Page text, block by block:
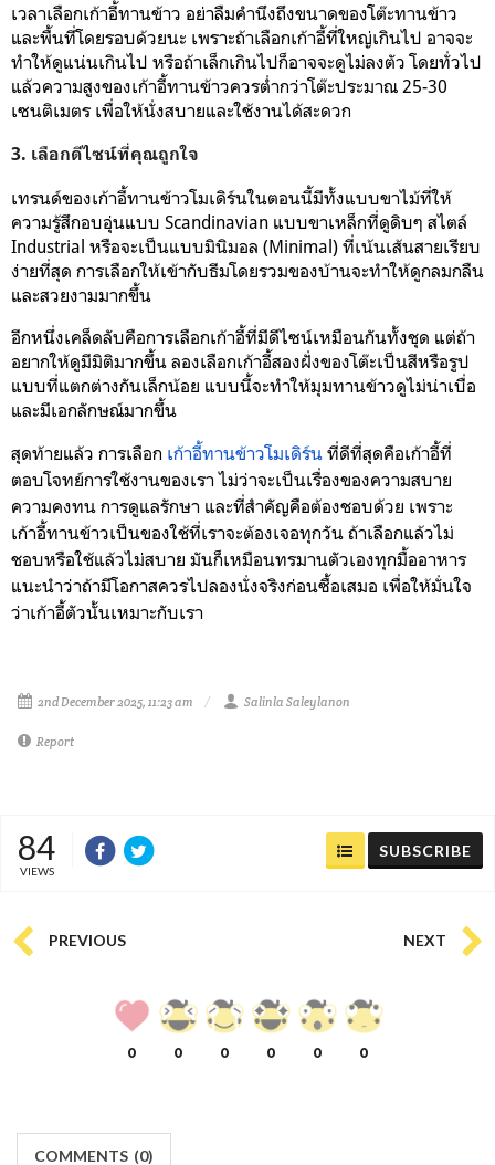
เวลาเลือกเก้าอี้ทานข้าว อย่าลืมคำนึงถึงขนาดของโต๊ะทานข้าว
และพื้นที่โดยรอบด้วยนะ เพราะถ้าเลือกเก้าอี้ที่ใหญ่เกินไป อาจจะ
ทำให้ดูแน่นเกินไป หรือถ้าเล็กเกินไปก็อาจจะดูไม่ลงตัว โดยทั่วไป
แล้วความสูงของเก้าอี้ทานข้าวควรต่ำกว่าโต๊ะประมาณ 25-30
เซนติเมตร เพื่อให้นั่งสบายและใช้งานได้สะดวก
3. เลือกดีไซน์ที่คุณถูกใจ
เทรนด์ของเก้าอี้ทานข้าวโมเดิร์นในตอนนี้มีทั้งแบบขาไม้ที่ให้
ความรู้สึกอบอุ่นแบบ Scandinavian แบบขาเหล็กที่ดูดิบๆ สไตล์
Industrial หรือจะเป็นแบบมินิมอล (Minimal) ที่เน้นเส้นสายเรียบ
ง่ายที่สุด การเลือกให้เข้ากับธีมโดยรวมของบ้านจะทำให้ดูกลมกลืน
และสวยงามมากขึ้น
อีกหนึ่งเคล็ดลับคือการเลือกเก้าอี้ที่มีดีไซน์เหมือนกันทั้งชุด แต่ถ้า
อยากให้ดูมีมิติมากขึ้น ลองเลือกเก้าอี้สองฝั่งของโต๊ะเป็นสีหรือรูป
แบบที่แตกต่างกันเล็กน้อย แบบนี้จะทำให้มุมทานข้าวดูไม่น่าเบื่อ
และมีเอกลักษณ์มากขึ้น
สุดท้ายแล้ว การเลือก เก้าอี้ทานข้าวโมเดิร์น ที่ดีที่สุดคือเก้าอี้ที่
ตอบโจทย์การใช้งานของเรา ไม่ว่าจะเป็นเรื่องของความสบาย
ความคงทน การดูแลรักษา และที่สำคัญคือต้องชอบด้วย เพราะ
เก้าอี้ทานข้าวเป็นของใช้ที่เราจะต้องเจอทุกวัน ถ้าเลือกแล้วไม่
ชอบหรือใช้แล้วไม่สบาย มันก็เหมือนทรมานตัวเองทุกมื้ออาหาร
แนะนำว่าถ้ามีโอกาสควรไปลองนั่งจริงก่อนซื้อเสมอ เพื่อให้มั่นใจ
ว่าเก้าอี้ตัวนั้นเหมาะกับเรา
2nd December 2025, 11:23 am Salinla Saleylanon
Report
84
VIEWS
SUBSCRIBE
PREVIOUS NEXT
0 0 0 0 0 0
COMMENTS (0)